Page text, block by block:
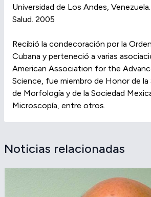
Universidad de Los Andes,
Salud. 2005
Recibió la condecoración por la
Cubana y perteneció a varias
American Association for the
Science, fue miembro de Honor de la
de Morfología y de la Sociedad
Microscopía, entre otros.
Noticias relacionadas